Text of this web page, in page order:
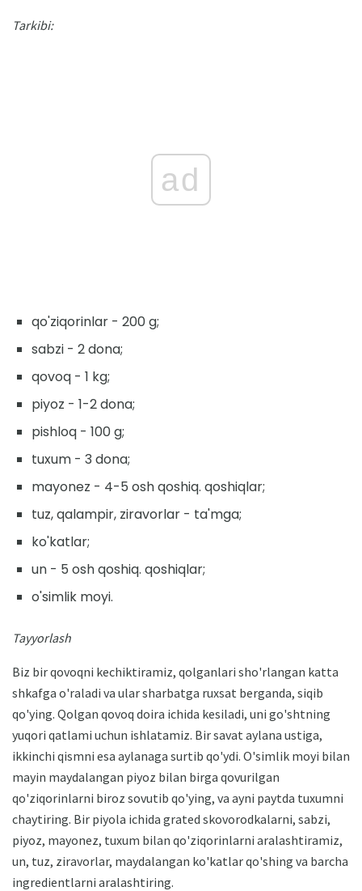
Tarkibi:
ad
qo'ziqorinlar - 200 g;
sabzi - 2 dona;
qovoq - 1 kg;
piyoz - 1-2 dona;
pishloq - 100 g;
tuxum - 3 dona;
mayonez - 4-5 osh qoshiq. qoshiqlar;
tuz, qalampir, ziravorlar - ta'mga;
ko'katlar;
un - 5 osh qoshiq. qoshiqlar;
o'simlik moyi.
Tayyorlash
Biz bir qovoqni kechiktiramiz, qolganlari sho'rlangan katta
shkafga o'raladi va ular sharbatga ruxsat berganda, siqib
qo'ying. Qolgan qovoq doira ichida kesiladi, uni go'shtning
yuqori qatlami uchun ishlatamiz. Bir savat aylana ustiga,
ikkinchi qismni esa aylanaga surtib qo'ydi. O'simlik moyi bilan
mayin maydalangan piyoz bilan birga qovurilgan
qo'ziqorinlarni biroz sovutib qo'ying, va ayni paytda tuxumni
chaytiring. Bir piyola ichida grated skovorodkalarni, sabzi,
piyoz, mayonez, tuxum bilan qo'ziqorinlarni aralashtiramiz,
un, tuz, ziravorlar, maydalangan ko'katlar qo'shing va barcha
ingredientlarni aralashtiring.